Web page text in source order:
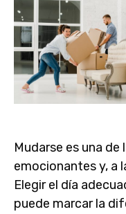
Mudarse es una
emocionantes y, a
Elegir el día
puede marcar la